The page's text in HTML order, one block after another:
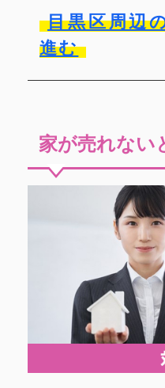
目黒区周辺
進む
家が売れない